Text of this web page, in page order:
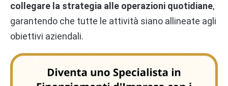
collegare la strategia alle operazioni quotidiane,
garantendo che tutte le attività siano allineate agli
obiettivi aziendali.